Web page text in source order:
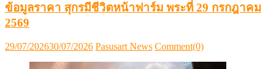
ข้อมูลราคา สุกรมีชีวิตหน้าฟาร์ม พระที่ 29 กรกฎาคม
2569
Posted
29/07/202630/07/2026 Author
Pasusart News Comment(0)